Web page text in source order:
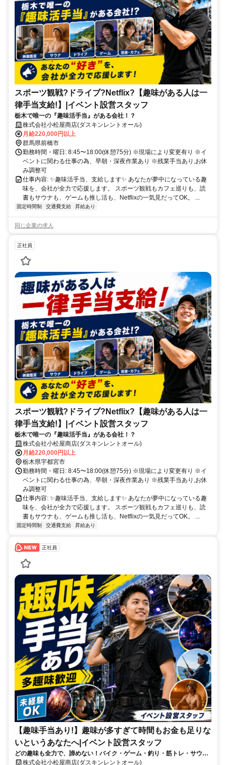
スポーツ観戦?ドライブ?Netflix?【趣味がある人は一
律手当支給!】|イベント設営スタッフ
栃木で唯一の『趣味活手当』がある会社！？
株式会社小松屋商店(ダスキンレントオール)
月給220,000円以上
群馬県前橋市
勤務時間・曜日: 8:45〜18:00(休憩75分) ※現場により変更有り ※イ
ベントに関わる仕事の為、早朝・深夜作業あり ※残業手当あり,お休
み調整可
仕事内容: ✨趣味活手当、支給します✨ あなたが夢中になっている趣
味を、会社が全力で応援します。 スポーツ観戦もカフェ巡りも、読
書もサウナも、ゲームも推し活も、Netflixの一気見だってOK。 ...
固定時間制 交通費支給 昇給あり
同じ企業の求人
正社員
スポーツ観戦?ドライブ?Netflix?【趣味がある人は一
律手当支給!】|イベント設営スタッフ
栃木で唯一の『趣味活手当』がある会社！？
株式会社小松屋商店(ダスキンレントオール)
月給220,000円以上
栃木県宇都宮市
勤務時間・曜日: 8:45〜18:00(休憩75分) ※現場により変更有り ※イ
ベントに関わる仕事の為、早朝・深夜作業あり ※残業手当あり,お休
み調整可
仕事内容: ✨趣味活手当、支給します✨ あなたが夢中になっている趣
味を、会社が全力で応援します。 スポーツ観戦もカフェ巡りも、読
書もサウナも、ゲームも推し活も、Netflixの一気見だってOK。 ...
固定時間制 交通費支給 昇給あり
正社員
【趣味手当あり!】趣味が多すぎて時間もお金も足りな
いというあなたへ|イベント設営スタッフ
どの趣味も全力で、諦めない！バイク・ゲーム・釣り・筋トレ・サウ
ナ。全部やりたい人へ、趣味手当を支給します。
株式会社小松屋商店(ダスキンレントオール)